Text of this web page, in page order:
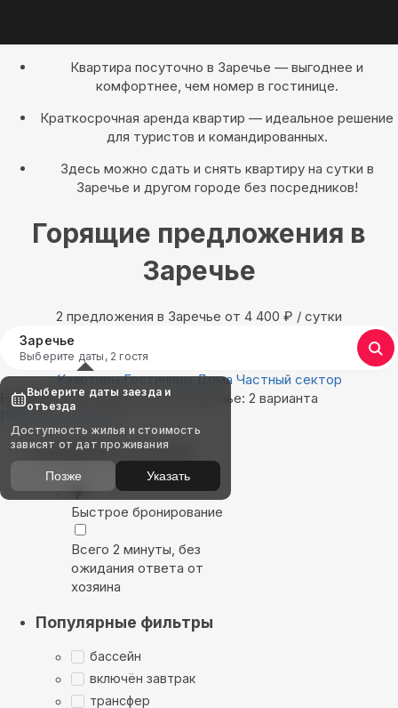
Квартира посуточно в Заречье — выгоднее и
комфортнее, чем номер в гостинице.
Краткосрочная аренда квартир — идеальное решение
для туристов и командированных.
Здесь можно сдать и снять квартиру на сутки в
Заречье и другом городе без посредников!
Горящие предложения в
Заречье
2 предложения в Заречье oт 4 400 ₽ / сутки
Заречье
Выберите даты, 2 гостя
Квартиры Гостиницы Дома Частный сектор
Найдём, где остановиться в Заречье: 2 варианта
Показать на карте
Выбирайте лучшее
Быстрое бронирование
Всего 2 минуты, без
ожидания ответа от
хозяина
Популярные фильтры
бассейн
включён завтрак
трансфер
Выберите даты заезда и
отъезда
Доступность жилья и стоимость
зависят от дат проживания
Позже Указать